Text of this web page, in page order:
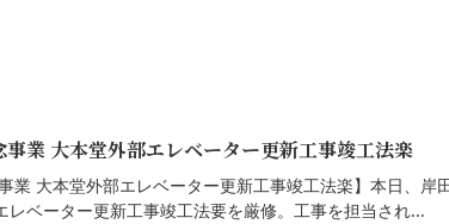
業 大本堂外部エレベーター更新工事竣工法楽
業 大本堂外部エレベーター更新工事竣工法楽】本日、岸
レベーター更新工事竣工法要を厳修。工事を担当され...